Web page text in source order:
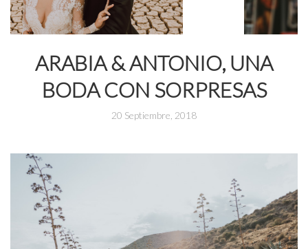
ARABIA & ANTONIO, UNA
BODA CON SORPRESAS
20 Septiembre, 2018